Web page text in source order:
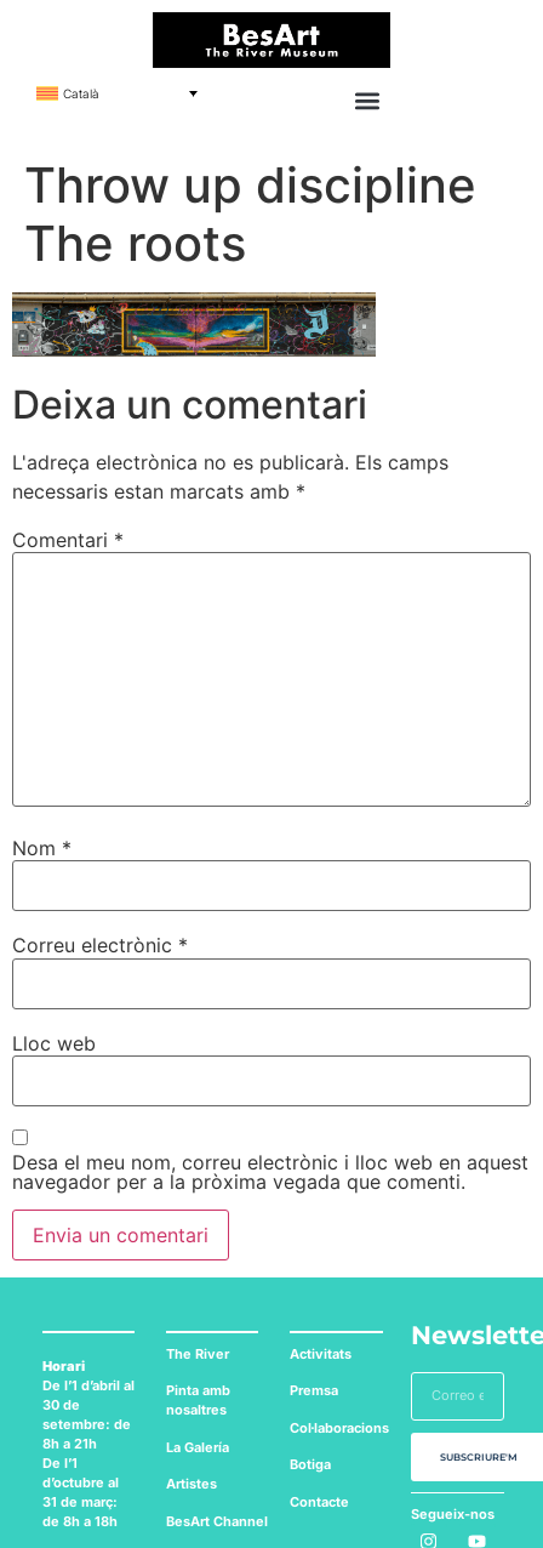
Català
Throw up discipline
The roots
Deixa un comentari
L'adreça electrònica no es publicarà. Els camps
necessaris estan marcats amb *
Comentari *
Nom *
Correu electrònic *
Lloc web
Desa el meu nom, correu electrònic i lloc web en aquest
navegador per a la pròxima vegada que comenti.
Horari
De l’1 d’abril al
30 de
setembre: de
8h a 21h
De l’1
d’octubre al
31 de març:
de 8h a 18h
The River
Pinta amb
nosaltres
La Galería
Artistes
BesArt Channel
Activitats
Premsa
Col·laboracions
Botiga
Contacte
SUBSCRIURE'M
Segueix-nos
a: